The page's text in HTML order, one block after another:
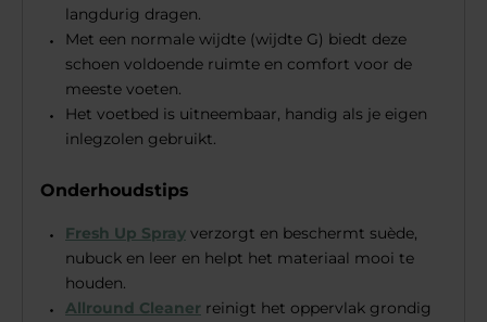
langdurig dragen.
Met een normale wijdte (wijdte G) biedt deze
schoen voldoende ruimte en comfort voor de
meeste voeten.
Het voetbed is uitneembaar, handig als je eigen
inlegzolen gebruikt.
Onderhoudstips
Fresh Up Spray verzorgt en beschermt suède,
nubuck en leer en helpt het materiaal mooi te
houden.
Allround Cleaner reinigt het oppervlak grondig